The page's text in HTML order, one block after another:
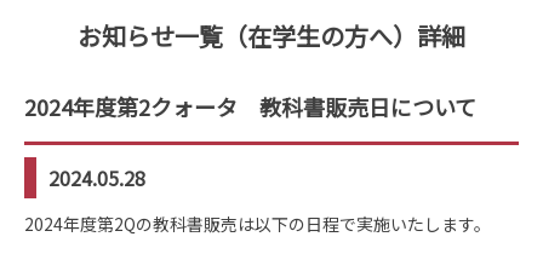
お知らせ一覧（在学生の方へ）詳細
2024年度第2クォータ 教科書販売日について
2024.05.28
2024年度第2Qの教科書販売は以下の日程で実施いたします。